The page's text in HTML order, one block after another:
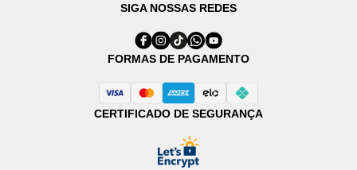
SIGA NOSSAS REDES
FORMAS DE PAGAMENTO
CERTIFICADO DE SEGURANÇA